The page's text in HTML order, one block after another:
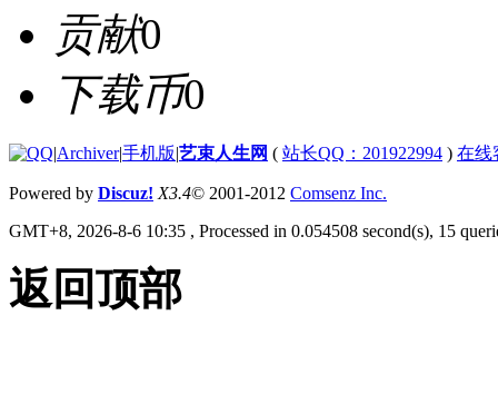
贡献0
下载币0
|Archiver|手机版|艺束人生网 ( 站长QQ：201922994 ) 在线
Powered by Discuz! X3.4© 2001-2012 Comsenz Inc.
GMT+8, 2026-8-6 10:35 , Processed in 0.054508 second(s), 15
返回顶部